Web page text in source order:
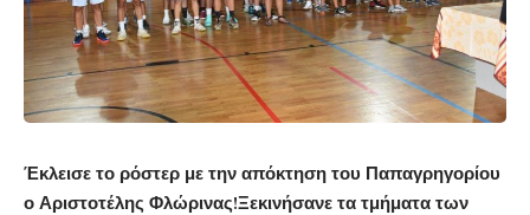
Έκλεισε το ρόστερ με την απόκτηση του Παπαγρηγορίου
ο Αριστοτέλης Φλώρινας!Ξεκινήσανε τα τμήματα των